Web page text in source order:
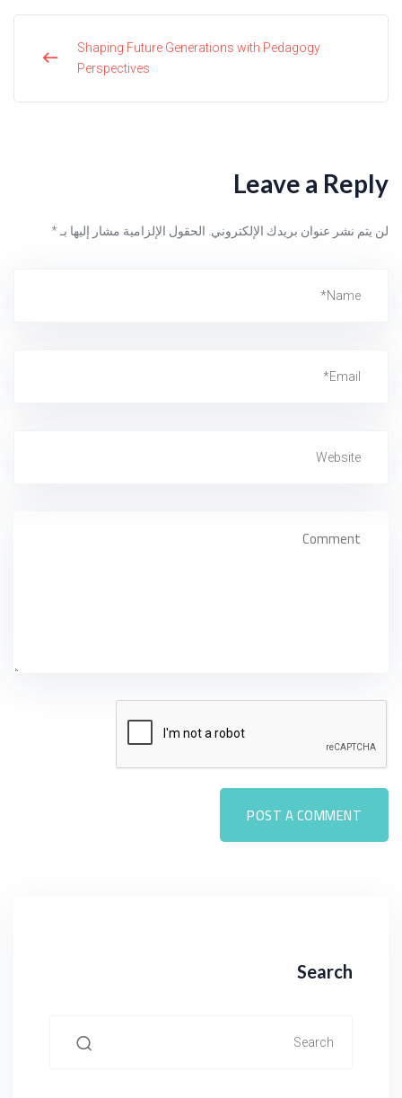
Shaping Future Generations with Pedagogy
Perspectives
Leave a Reply
لن يتم نشر عنوان بريدك الإلكتروني. الحقول الإلزامية مشار إليها بـ *
Search